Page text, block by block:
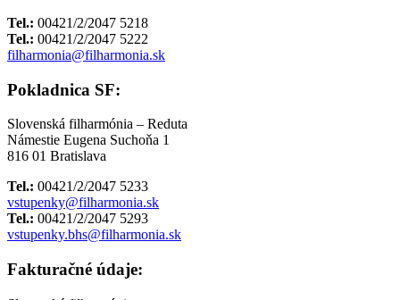
Tel.: 00421/2/2047 5218
Tel.: 00421/2/2047 5222
filharmonia@filharmonia.sk
Pokladnica SF:
Slovenská filharmónia – Reduta
Námestie Eugena Suchoňa 1
816 01 Bratislava
Tel.: 00421/2/2047 5233
vstupenky@filharmonia.sk
Tel.: 00421/2/2047 5293
vstupenky.bhs@filharmonia.sk
Fakturačné údaje: